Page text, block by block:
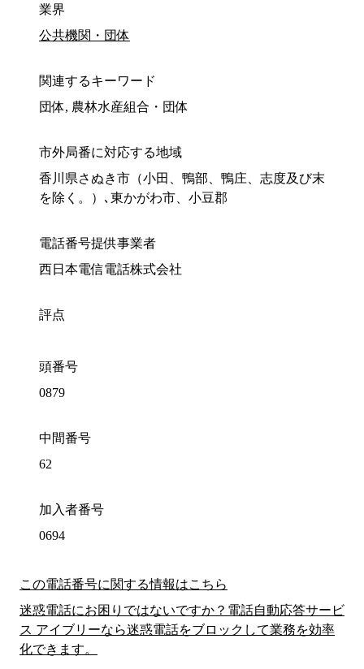
業界
公共機関・団体
関連するキーワード
団体, 農林水産組合・団体
市外局番に対応する地域
香川県さぬき市（小田、鴨部、鴨庄、志度及び末
を除く。）､東かがわ市、小豆郡
電話番号提供事業者
西日本電信電話株式会社
評点
頭番号
0879
中間番号
62
加入者番号
0694
この電話番号に関する情報はこちら
迷惑電話にお困りではないですか？電話自動応答サービ
ス アイブリーなら迷惑電話をブロックして業務を効率
化できます。